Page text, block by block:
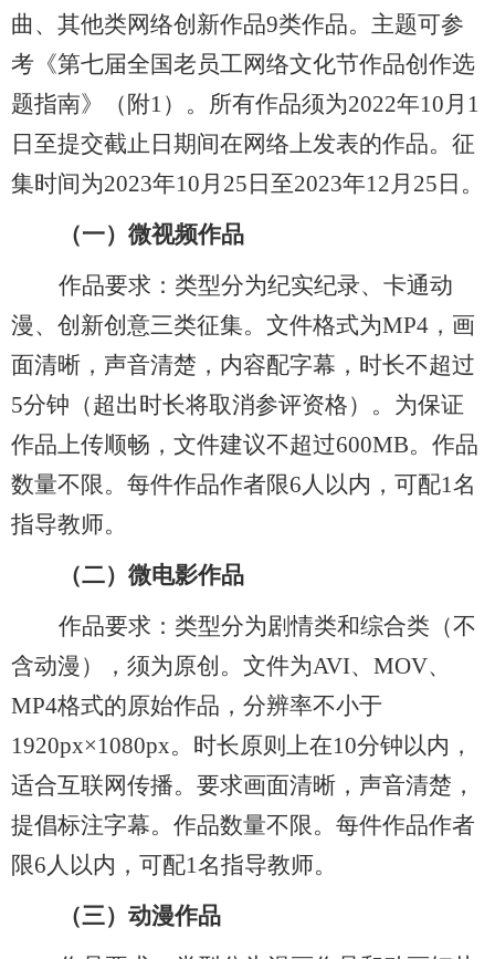
曲、其他类网络创新作品9类作品。主题可参
考《第七届全国老员工网络文化节作品创作选
题指南》（附1）。所有作品须为2022年10月1
日至提交截止日期间在网络上发表的作品。征
集时间为2023年10月 25日至2023年12月 25 日。
（一）微视频作品
作品要求：类型分为纪实纪录、卡通动
漫、创新创意三类征集。文件格式为MP4 ， 画
面清晰，声音清楚，内容配字幕，时长不超过
5分钟 （超出时长将取消参评资格） 。为保证
作品上传顺畅，文件建议不超过600MB。作品
数量不限。每件作品作者限6人以内，可配1名
指导教师。
（二） 微电影作品
作品要求：类型分为剧情类和综合类 （不
含动漫）， 须为原创。文件为AVI、MOV、
MP4格式的原始作品，分辨率不小于
1920px×1080px。时长原则上在10分钟以内，
适合互联网传播。要求画面清晰，声音清楚，
提倡标注字幕。作品数量不限。每件作品作者
限6人以内，可配1名指导教师。
（三） 动漫作品